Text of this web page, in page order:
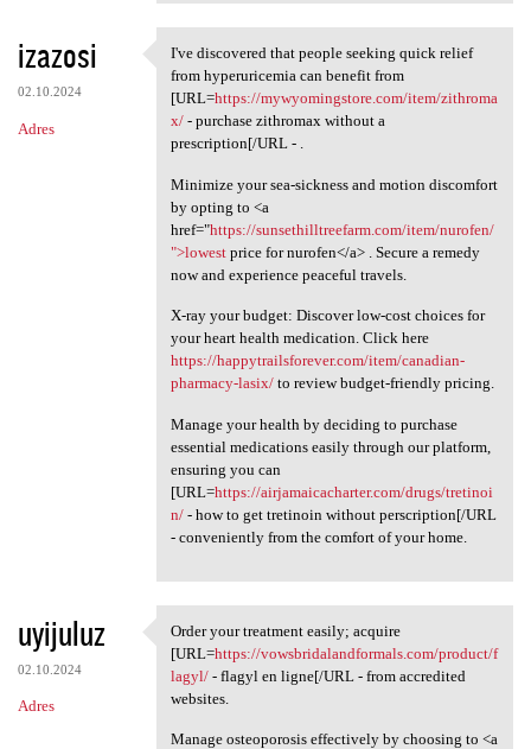
izazosi
02.10.2024
Adres
I've discovered that people
I've discovered that people seeking quick relief
from hyperuricemia can benefit from
[URL=https://mywyomingstore.com/item/zithroma
x/- purchase zithromax without a
prescription[/URL - .
Minimize your sea-sickness and motion discomfort
by opting to <a
href="https://sunsethilltreefarm.com/item/nurofen/
">lowestprice for nurofen</a> . Secure a remedy
now and experience peaceful travels.
X-ray your budget: Discover low-cost choices for
your heart health medication. Click here
https://happytrailsforever.com/item/canadian-
pharmacy-lasix/to review budget-friendly pricing.
Manage your health by deciding to purchase
essential medications easily through our platform,
ensuring you can
[URL=https://airjamaicacharter.com/drugs/tretinoi
n/- how to get tretinoin without perscription[/URL
- conveniently from the comfort of your home.
uyijuluz
02.10.2024
Adres
Order your treatment easily;
Order your treatment easily; acquire
[URL=https://vowsbridalandformals.com/product/f
lagyl/- flagyl en ligne[/URL - from accredited
websites.
Manage osteoporosis effectively by choosing to <a